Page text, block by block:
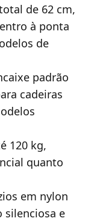
de 62 cm,
à ponta
de
padrão
cadeiras
120 kg,
quanto
em nylon
silenciosa e